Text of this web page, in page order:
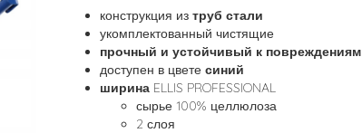
конструкция из труб стали
укомплектованный чистящие
прочный и устойчивый к повреждениям
доступен в цвете синий
ширина ELLIS PROFESSIONAL
сырье 100% целлюлоза
2 слоя